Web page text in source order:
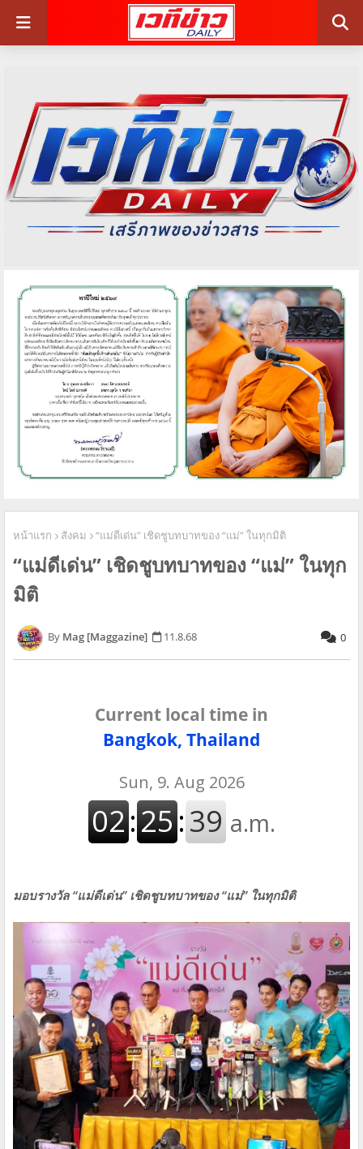
หน้าแรก สังคม “แม่ดีเด่น” เชิดชูบทบาทของ “แม่” ในทุกมิติ
“แม่ดีเด่น” เชิดชูบทบาทของ “แม่” ในทุก
มิติ
Mag [Maggazine] 11.8.68 0
Current local time in
Bangkok, Thailand
มอบรางวัล “แม่ดีเด่น” เชิดชูบทบาทของ “แม่” ในทุกมิติ